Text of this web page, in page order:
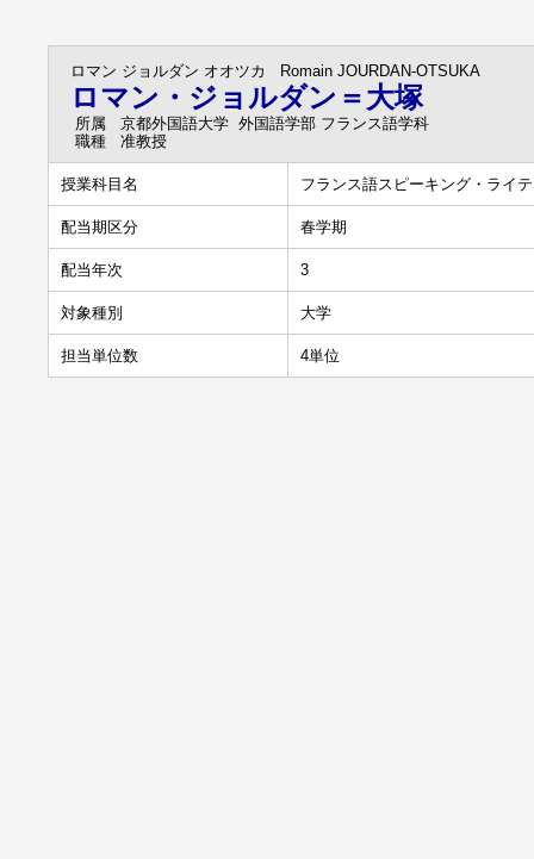
ロマン ジョルダン オオツカ Romain JOURDAN-OTSUKA
ロマン・ジョルダン＝大塚
所属
京都外国語大学 外国語学部 フランス語学科
職種
准教授
授業科目名 フランス語スピーキング・ライ
配当期区分 春学期
配当年次 3
対象種別 大学
担当単位数 4単位